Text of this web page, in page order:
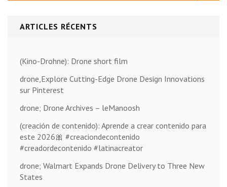
ARTICLES RÉCENTS
(Kino-Drohne): Drone short film
drone,Explore Cutting-Edge Drone Design Innovations
sur Pinterest
drone; Drone Archives – leManoosh
(creación de contenido): Aprende a crear contenido para
este 2026🎀 #creaciondecontenido
#creadordecontenido #latinacreator
drone; Walmart Expands Drone Delivery to Three New
States